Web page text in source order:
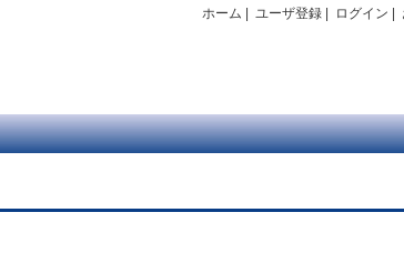
ホーム ユーザ登録 ログイン